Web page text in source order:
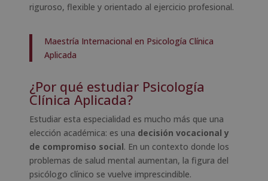
riguroso, flexible y orientado al ejercicio profesional.
Maestría Internacional en Psicología Clínica
Aplicada
¿Por qué estudiar Psicología
Clínica Aplicada?
Estudiar esta especialidad es mucho más que una
elección académica: es una decisión vocacional y
de compromiso social. En un contexto donde los
problemas de salud mental aumentan, la figura del
psicólogo clínico se vuelve imprescindible.